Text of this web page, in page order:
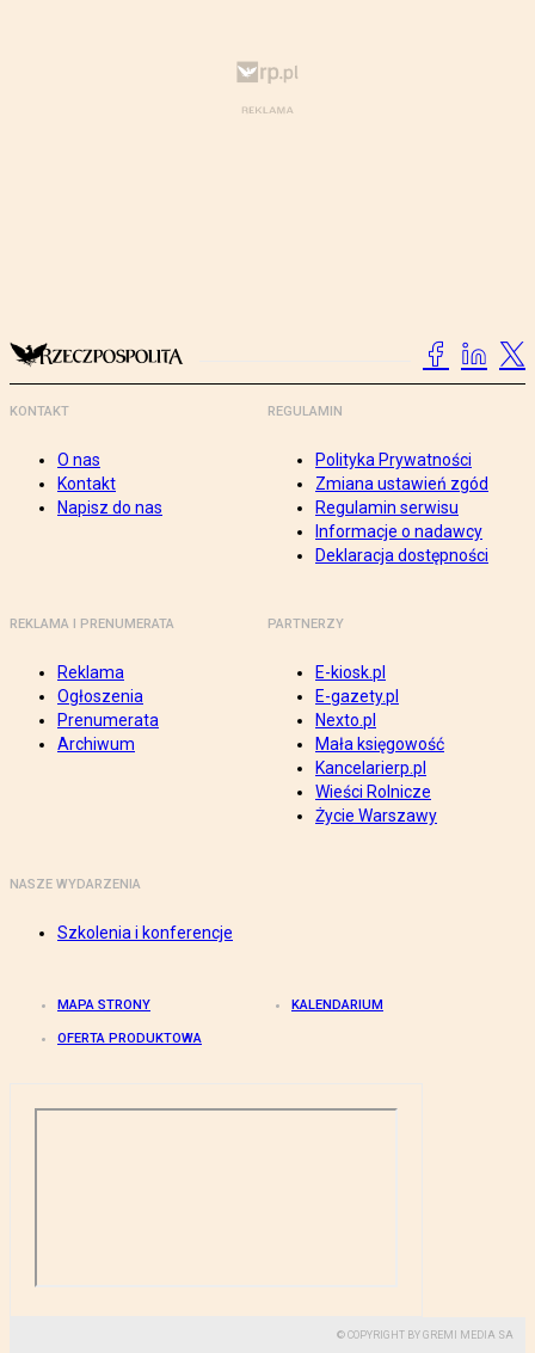
KONTAKT
O nas
Kontakt
Napisz do nas
REGULAMIN
Polityka Prywatności
Zmiana ustawień zgód
Regulamin serwisu
Informacje o nadawcy
Deklaracja dostępności
REKLAMA I PRENUMERATA
Reklama
Ogłoszenia
Prenumerata
Archiwum
PARTNERZY
E-kiosk.pl
E-gazety.pl
Nexto.pl
Mała księgowość
Kancelarierp.pl
Wieści Rolnicze
Życie Warszawy
NASZE WYDARZENIA
Szkolenia i konferencje
MAPA STRONY KALENDARIUM
OFERTA PRODUKTOWA
© COPYRIGHT BY GREMI MEDIA SA